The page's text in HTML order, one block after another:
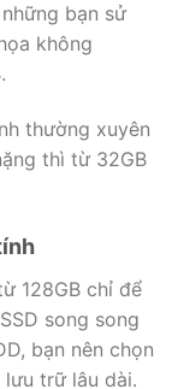
bạn sử
không
thường xuyên
thì từ 32GB
128GB chỉ để
song song
bạn nên chọn
trữ lâu dài.